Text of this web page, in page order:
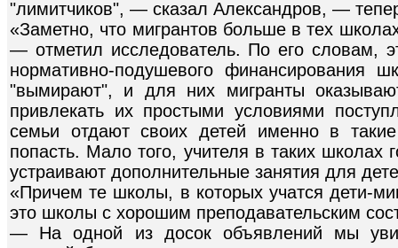
"лимитчиков", — сказал Александров, —
«Заметно, что мигрантов больше в тех
— отметил исследователь. По его словам,
нормативно-подушевого финансирования
"вымирают", и для них мигранты
привлекать их простыми условиями
семьи отдают своих детей именно в
попасть. Мало того, учителя в таких школах
устраивают дополнительные занятия для
«Причем те школы, в которых учатся дети-
это школы с хорошим преподавательским
— На одной из досок объявлений мы